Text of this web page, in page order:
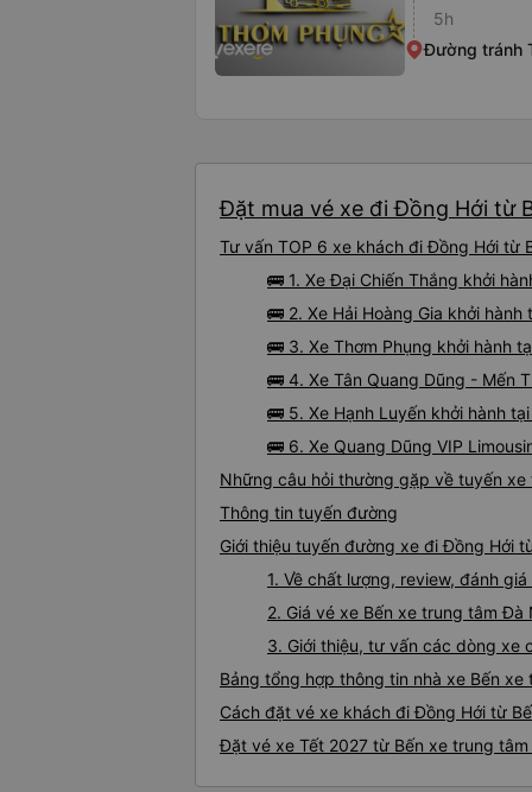
5h
Đường tránh
Đặt mua vé xe đi Đồng Hới từ
Tư vấn TOP 6 xe khách đi Đồng Hới từ
🚌 1. Xe Đại Chiến Thắng khởi
🚌 2. Xe Hải Hoàng Gia khởi
🚌 3. Xe Thơm Phụng khởi hành
🚌 4. Xe Tân Quang Dũng - Mến
🚌 5. Xe Hạnh Luyến khởi hành
🚌 6. Xe Quang Dũng VIP
Những câu hỏi thường gặp về tuyến
Thông tin tuyến đường
Giới thiệu tuyến đường xe đi Đồng Hới
1. Về chất lượng, review, đánh
2. Giá vé xe Bến xe trung tâm
3. Giới thiệu, tư vấn các dòng xe
Bảng tổng hợp thông tin nhà xe Bến
Cách đặt vé xe khách đi Đồng Hới từ
Đặt vé xe Tết 2027 từ Bến xe trung